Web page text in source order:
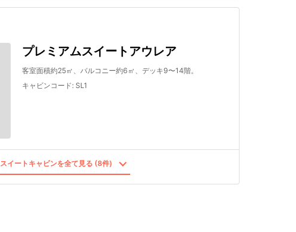
プレミアムスイートアウレア
客室面積約25㎡、バルコニー約6㎡、デッキ9〜14階。
キャビンコード: SL1
スイートキャビンを全て見る (8件)